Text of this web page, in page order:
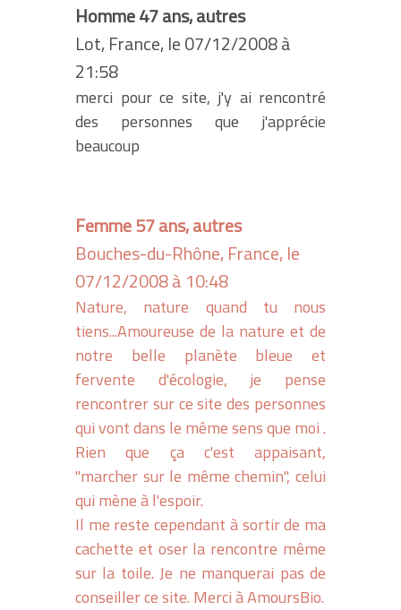
Homme 47 ans, autres
Lot, France, le 07/12/2008 à
21:58
merci pour ce site, j'y ai rencontré
des personnes que j'apprécie
beaucoup
Femme 57 ans, autres
Bouches-du-Rhône, France, le
07/12/2008 à 10:48
Nature, nature quand tu nous
tiens...Amoureuse de la nature et de
notre belle planète bleue et
fervente d'écologie, je pense
rencontrer sur ce site des personnes
qui vont dans le même sens que moi .
Rien que ça c'est appaisant,
"marcher sur le même chemin", celui
qui mène à l'espoir.
Il me reste cependant à sortir de ma
cachette et oser la rencontre même
sur la toile. Je ne manquerai pas de
conseiller ce site. Merci à AmoursBio.